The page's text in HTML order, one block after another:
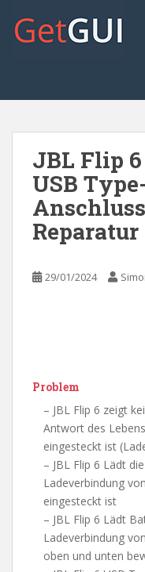
o
JBL Flip
USB
29/01/2024
Problem
– JBL Flip 6 zeigt
Antwort des
eingesteckt ist
– JBL Flip 6 Lädt
Ladeverbindung
eingesteckt ist
– JBL Flip 6 Lädt
Ladeverbindung
oben und unten